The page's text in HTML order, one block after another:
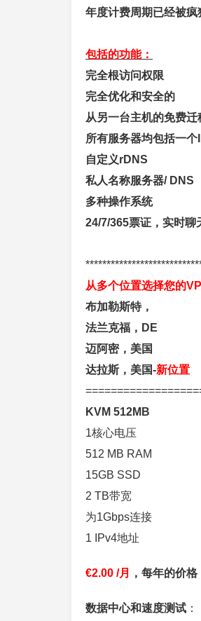
年度计费周期已经被疯
包括的功能：
完全根访问权限
完全优化和安全的
从另一台主机的免费迁
所有服务器均包括一
自定义rDNS
私人名称服务器/ DNS
多种操作系统
24/7/365票证，实时聊
从多个位置选择您的
布加勒斯特，
法兰克福，DE
迈阿密，美国
达拉斯，美国-新位置
KVM 512MB
1核心电压
512 MB RAM
15GB SSD
2 TB带宽
为1Gbps连接
1 IPv4地址
€2.00 /月 ，每年的价格
数据中心和速度测试 ：